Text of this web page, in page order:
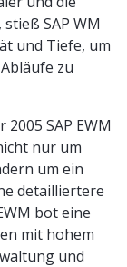
SAP WM
und Tiefe, um
zu
SAP EWM
nur um
um ein
detailliertere
bot eine
mit hohem
und